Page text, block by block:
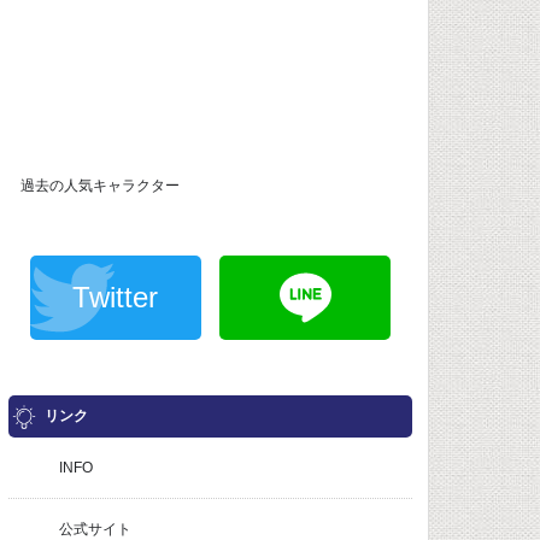
過去の人気キャラクター
Twitter
リンク
INFO
公式サイト